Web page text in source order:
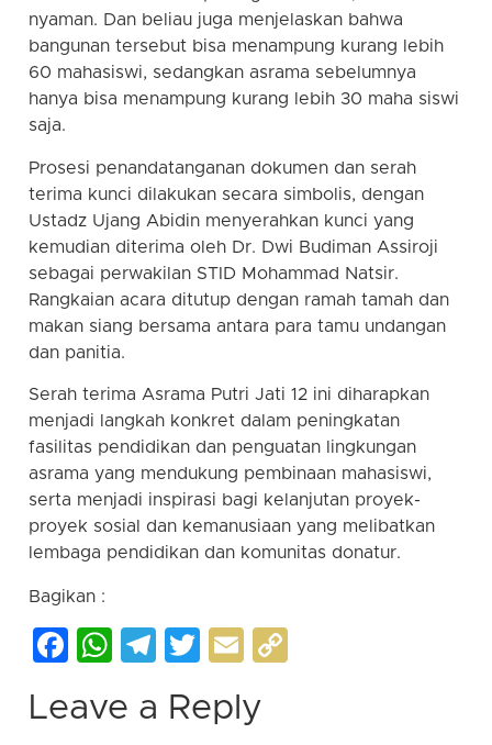
nyaman. Dan beliau juga menjelaskan bahwa
bangunan tersebut bisa menampung kurang lebih
60 mahasiswi, sedangkan asrama sebelumnya
hanya bisa menampung kurang lebih 30 maha siswi
saja.
Prosesi penandatanganan dokumen dan serah
terima kunci dilakukan secara simbolis, dengan
Ustadz Ujang Abidin menyerahkan kunci yang
kemudian diterima oleh Dr. Dwi Budiman Assiroji
sebagai perwakilan STID Mohammad Natsir.
Rangkaian acara ditutup dengan ramah tamah dan
makan siang bersama antara para tamu undangan
dan panitia.
Serah terima Asrama Putri Jati 12 ini diharapkan
menjadi langkah konkret dalam peningkatan
fasilitas pendidikan dan penguatan lingkungan
asrama yang mendukung pembinaan mahasiswi,
serta menjadi inspirasi bagi kelanjutan proyek-
proyek sosial dan kemanusiaan yang melibatkan
lembaga pendidikan dan komunitas donatur.
Bagikan :
Facebook
WhatsApp
Telegram
Twitter
Email
Leave a Reply